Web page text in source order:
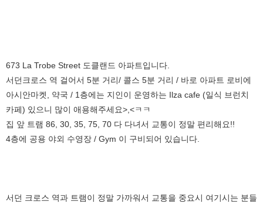
673 La Trobe Street 도클랜드 아파트입니다.
서던크로스 역 걸어서 5분 거리/ 콜스 5분 거리 / 바로 아파트 로비에
아시안마켓, 약국 / 1층에는 지인이 운영하는 Ilza cafe (일식 브런치
카페) 있으니 많이 애용해주세요>,<ㅋㅋ
집 앞 트램 86, 30, 35, 75, 70 다 다녀서 교통이 정말 편리해요!!
4층에 공용 야외 수영장 / Gym 이 구비되어 있습니다.
서던 크로스 역과 트램이 정말 가까워서 교통을 중요시 여기시는 분들